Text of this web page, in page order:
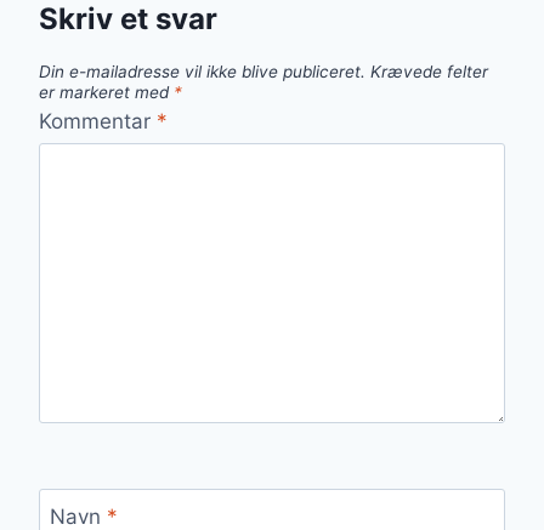
Skriv et svar
Din e-mailadresse vil ikke blive publiceret. Krævede felter
er markeret med *
Kommentar *
Navn *